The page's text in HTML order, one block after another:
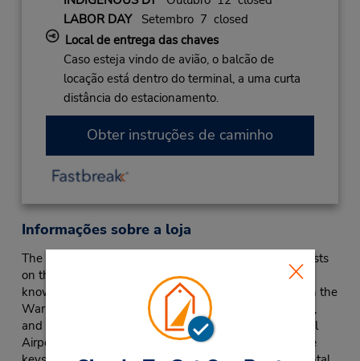
LABOR DAYSetembro 7 closed
Local de entrega das chaves
Caso esteja vindo de avião, o balcão de
locação está dentro do terminal, a uma curta
distância do estacionamento.
Obter instruções de caminho
Informações sobre a loja
The city of Plattsburgh in Clinton County, New York, rests
on the western shore of Lake Champlain, and is best
known for being the site of the Battle of Plattsburgh in the
War of 1812. Getting around this area is easiest by car,
and the Budget Car Rental at Plattsburgh International
Airport (PBG) is located right on-site, so you’ll have the